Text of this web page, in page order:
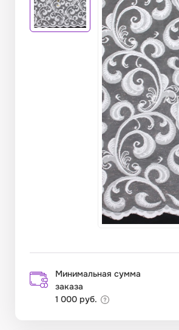
Минимальная сумма
заказа
1 000 руб.